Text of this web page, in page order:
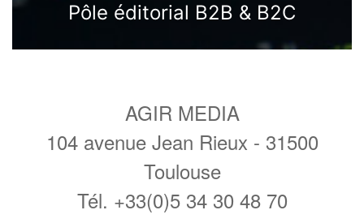
Pôle éditorial B2B & B2C
AGIR MEDIA
104 avenue Jean Rieux - 31500
Toulouse
Tél. +33(0)5 34 30 48 70